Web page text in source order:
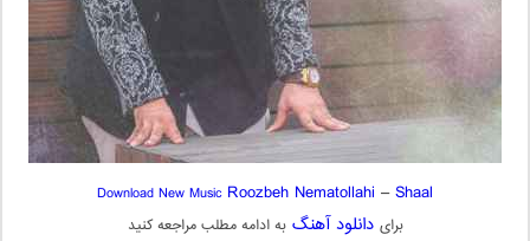
Download New Music Roozbeh Nematollahi –Shaal
برای دانلود آهنگ به ادامه مطلب مراجعه کنید